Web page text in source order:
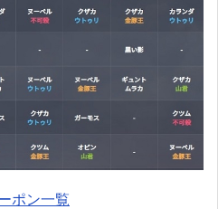
ポン一覧